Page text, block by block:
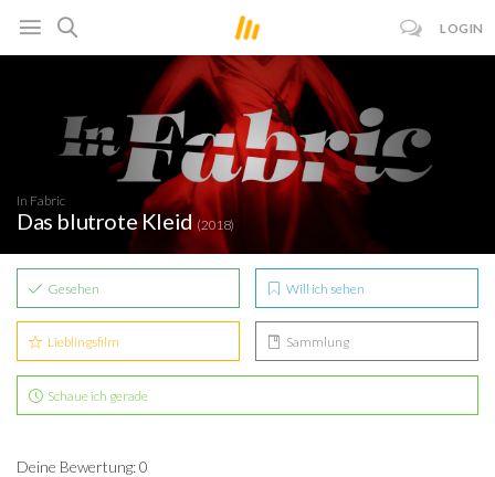
LOGIN
In Fabric
Das blutrote Kleid(2018)
Gesehen Will ich sehen
Lieblingsfilm Sammlung
Schaue ich gerade
Deine Bewertung: 0